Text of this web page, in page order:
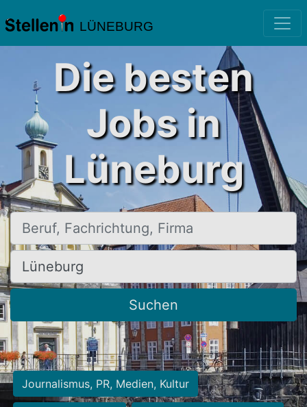
LÜNEBURG
Die besten
Jobs in
Lüneburg
Beruf, Fachrichtung, Firma
Ort, Stadt
Suchen
Journalismus, PR, Medien, Kultur